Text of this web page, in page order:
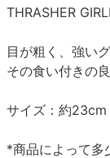
THRASHER
目が粗く、強い
その食い付きの
サイズ：約
*商品によって多